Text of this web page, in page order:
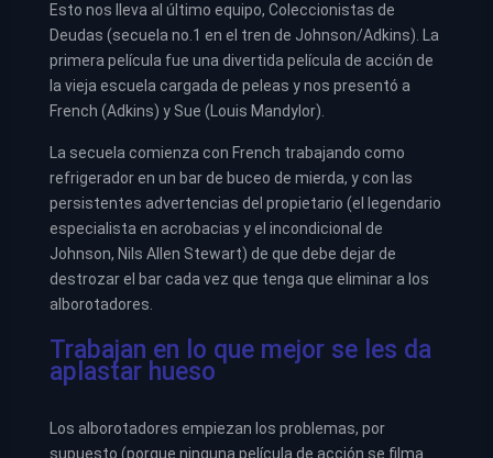
Esto nos lleva al último equipo, Coleccionistas de
Deudas (secuela no.1 en el tren de Johnson/Adkins). La
primera película fue una divertida película de acción de
la vieja escuela cargada de peleas y nos presentó a
French (Adkins) y Sue (Louis Mandylor).
La secuela comienza con French trabajando como
refrigerador en un bar de buceo de mierda, y con las
persistentes advertencias del propietario (el legendario
especialista en acrobacias y el incondicional de
Johnson, Nils Allen Stewart) de que debe dejar de
destrozar el bar cada vez que tenga que eliminar a los
alborotadores.
Trabajan en lo que mejor se les da
aplastar hueso
Los alborotadores empiezan los problemas, por
supuesto (porque ninguna película de acción se filma